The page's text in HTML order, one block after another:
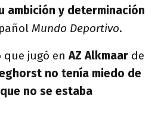
ambición y determinación
Mundo Deportivo.
que jugó enAZ Alkmaar de
no tenía miedo de
no se estaba